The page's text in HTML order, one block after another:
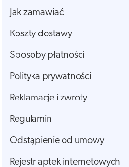
Jak zamawiać
Koszty dostawy
Sposoby płatności
Polityka prywatności
Reklamacje i zwroty
Regulamin
Odstąpienie od umowy
Rejestr aptek internetowych